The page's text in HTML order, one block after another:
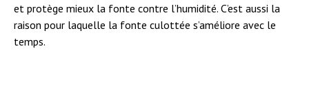
et protège mieux la fonte contre l’humidité. C’est aussi la
raison pour laquelle la fonte culottée s’améliore avec le
temps.